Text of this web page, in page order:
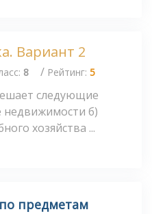
Вариант 2
8 / Рейтинг: 5
следующие
недвижимости б)
хозяйства ...
предметам